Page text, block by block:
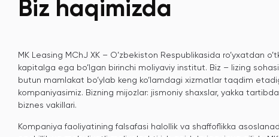
Biz haqimizda
MK Leasing MChJ XK – O’zbekiston Respublikasida ro’yxatdan
kapitalga ega bo’lgan birinchi moliyaviy institut. Biz – lizing
butun mamlakat bo’ylab keng ko’lamdagi xizmatlar taqdim
kompaniyasimiz. Bizning mijozlar: jismoniy shaxslar, yakka
biznes vakillari.
Kompaniya faoliyatining falsafasi halollik va shaffoflikka